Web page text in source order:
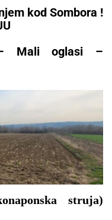
kod Sombora !
Mali oglasi –
struja)